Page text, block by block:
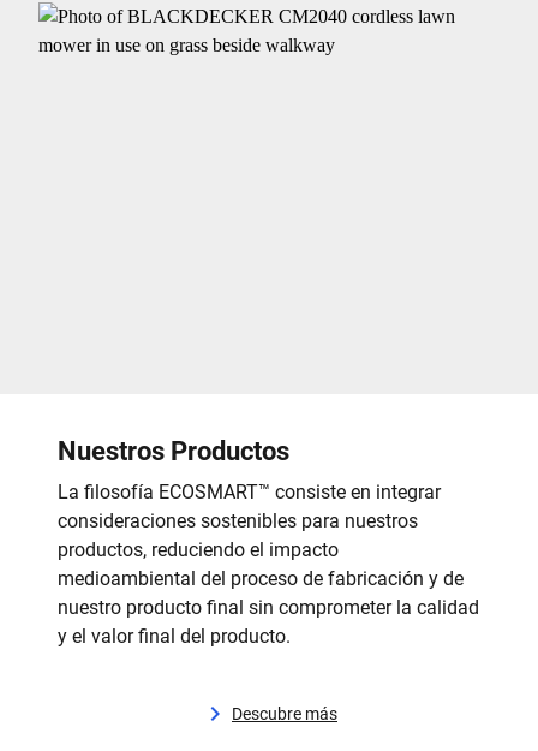
Nuestros Productos
La filosofía ECOSMART™ consiste en integrar
consideraciones sostenibles para nuestros
productos, reduciendo el impacto
medioambiental del proceso de fabricación y de
nuestro producto final sin comprometer la calidad
y el valor final del producto.
Descubre más